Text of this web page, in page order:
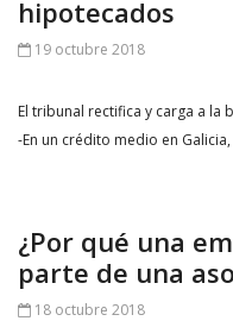
hipotecados
19 octubre 2018
El tribunal rectifica y carga a
-En un crédito medio en
¿Por qué una
parte de una
18 octubre 2018